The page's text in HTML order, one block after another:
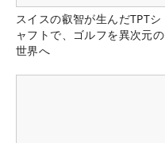
スイスの叡智が生んだTPTシ
ャフトで、ゴルフを異次元の
世界へ